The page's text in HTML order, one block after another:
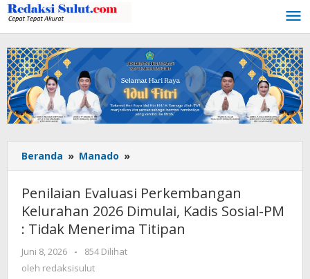
Lewati
ke
konten
Beranda » Manado »
Evaluasi
Perkembangan
Kelurahan
2026
Dimulai,
Penilaian Evaluasi Perkembangan
Kelurahan 2026 Dimulai, Kadis Sosial-PM
: Tidak Menerima Titipan
Juni 8, 2026
oleh
redaksisulut
-
854 Dilihat
oleh redaksisulut